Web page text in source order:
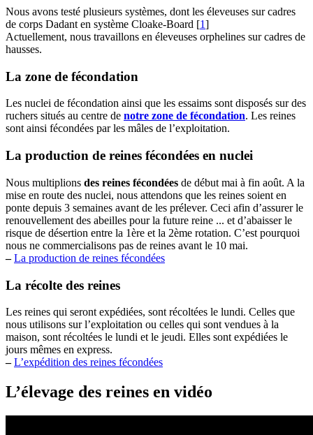
Nous avons testé plusieurs systèmes, dont les éleveuses sur cadres
de corps Dadant en système Cloake-Board [1]
Actuellement, nous travaillons en éleveuses orphelines sur cadres de
hausses.
La zone de fécondation
Les nuclei de fécondation ainsi que les essaims sont disposés sur des
ruchers situés au centre de notre zone de fécondation. Les reines
sont ainsi fécondées par les mâles de l’exploitation.
La production de reines fécondées en nuclei
Nous multiplions des reines fécondées de début mai à fin août. A la
mise en route des nuclei, nous attendons que les reines soient en
ponte depuis 3 semaines avant de les prélever. Ceci afin d’assurer le
renouvellement des abeilles pour la future reine ... et d’abaisser le
risque de désertion entre la 1ère et la 2ème rotation. C’est pourquoi
nous ne commercialisons pas de reines avant le 10 mai.
– La production de reines fécondées
La récolte des reines
Les reines qui seront expédiées, sont récoltées le lundi. Celles que
nous utilisons sur l’exploitation ou celles qui sont vendues à la
maison, sont récoltées le lundi et le jeudi. Elles sont expédiées le
jours mêmes en express.
– L’expédition des reines fécondées
L’élevage des reines en vidéo